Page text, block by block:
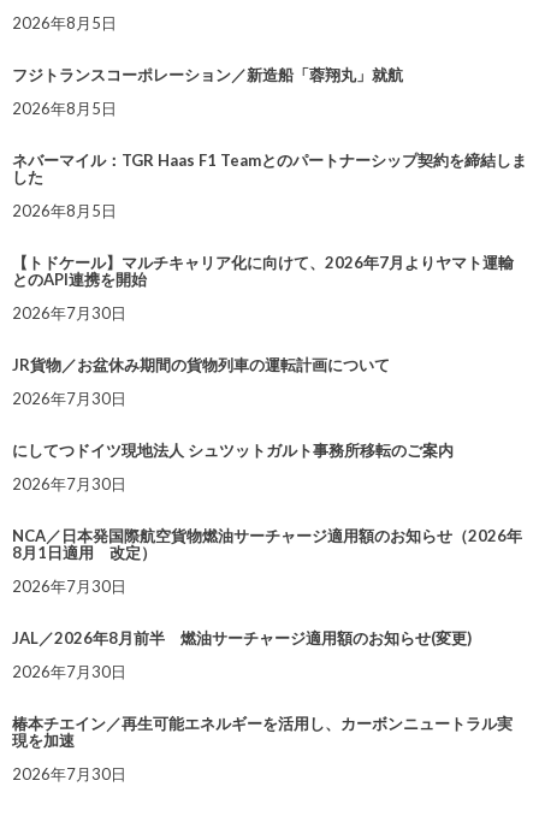
2026年8月5日
フジトランスコーポレーション／新造船「蓉翔丸」就航
2026年8月5日
ネバーマイル：TGR Haas F1 Teamとのパートナーシップ契約を締結しま
した
2026年8月5日
【トドケール】マルチキャリア化に向けて、2026年7月よりヤマト運輸
とのAPI連携を開始
2026年7月30日
JR貨物／お盆休み期間の貨物列車の運転計画について
2026年7月30日
にしてつドイツ現地法人 シュツットガルト事務所移転のご案内
2026年7月30日
NCA／日本発国際航空貨物燃油サーチャージ適用額のお知らせ（2026年
8月1日適用 改定）
2026年7月30日
JAL／2026年8月前半 燃油サーチャージ適用額のお知らせ(変更)
2026年7月30日
椿本チエイン／再生可能エネルギーを活用し、カーボンニュートラル実
現を加速
2026年7月30日